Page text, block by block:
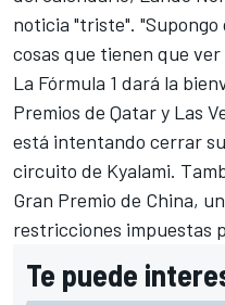
noticia "triste". "Supongo
cosas que tienen que
La Fórmula 1 dará la
Premios de Qatar y Las
está intentando cerrar
circuito de Kyalami.
Gran Premio de China,
restricciones impuestas
Te puede